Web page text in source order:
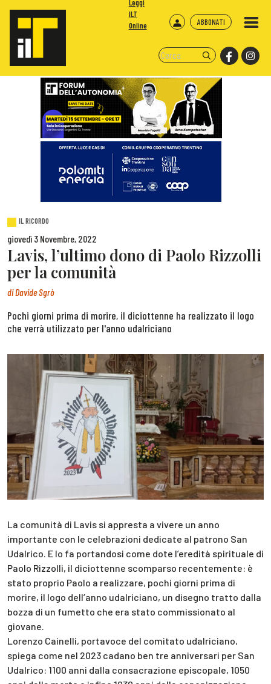
ABBONATI
Leggi
ILT
Online
IL RICORDO
giovedì 3 Novembre, 2022
Lavis, l’ultimo dono di Paolo Rizzolli
per la comunità
diDavide Sgrò
Pochi giorni prima di morire, il diciottenne ha realizzato il logo
che verrà utilizzato per l'anno udalriciano
La comunità di Lavis si appresta a vivere un anno
importante con le celebrazioni dedicate al patrono San
Udalrico. E lo fa portandosi come dote l’eredità spirituale di
Paolo Rizzolli, il diciottenne scomparso recentemente: è
stato proprio Paolo a realizzare, pochi giorni prima di
morire, il logo dell’anno udalriciano, un disegno tratto dalla
bozza di un fumetto che era stato commissionato al
giovane.
Lorenzo Cainelli, portavoce del comitato udalriciano,
spiega come nel 2023 cadano ben tre anniversari per San
Udalrico: 1100 anni dalla consacrazione episcopale, 1050